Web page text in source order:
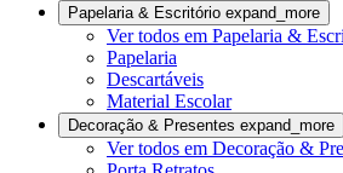
Papelaria & Escritório expand_more
Ver todos em Papelaria &
Papelaria
Descartáveis
Material Escolar
Decoração & Presentes expand_more
Ver todos em Decoração &